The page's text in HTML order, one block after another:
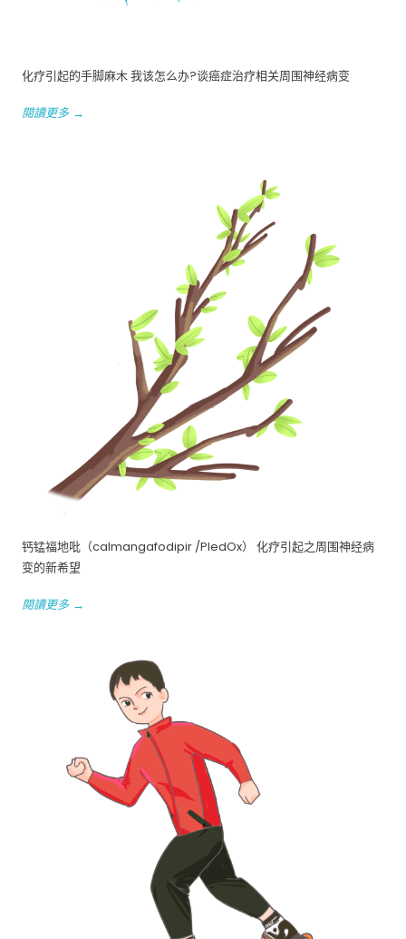
化疗引起的手脚麻木 我该怎么办?谈癌症治疗相关周围神经病变
閱讀更多 →
钙锰福地吡（calmangafodipir /PledOx） 化疗引起之周围神经病
变的新希望
閱讀更多 →